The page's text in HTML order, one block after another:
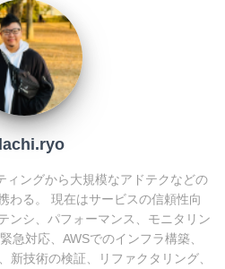
t
ィングから大規模なアドテクなどの
わる。 現在はサービスの信頼性向
ンシ、パフォーマンス、モニタリン
急対応、AWSでのインフラ構築、
新技術の検証、リファクタリング、